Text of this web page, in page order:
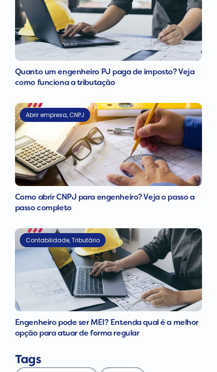
Quanto um engenheiro PJ paga de imposto? Veja
como funciona a tributação
Abrir empresa,CNPJ
Como abrir CNPJ para engenheiro? Veja o passo a
passo completo
Contabilidade,Tributário
Engenheiro pode ser MEI? Entenda qual é a melhor
opção para atuar de forma regular
Tags